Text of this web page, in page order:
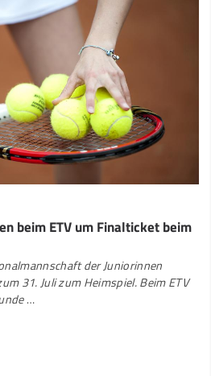
beim ETV um Finalticket beim
der Juniorinnen
31. Juli zum Heimspiel. Beim ETV
…